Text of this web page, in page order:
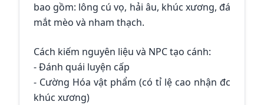
bao gồm: lông cú vọ, hải âu, khúc xương, đá
mắt mèo và nham thạch.
Cách kiếm nguyên liệu và NPC tạo cánh:
- Đánh quái luyện cấp
- Cường Hóa vật phẩm (có tỉ lệ cao nhận đc
khúc xương)